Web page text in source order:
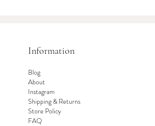
Information
Blog
About
Instagram
Shipping & Returns
​Store Policy
​FAQ